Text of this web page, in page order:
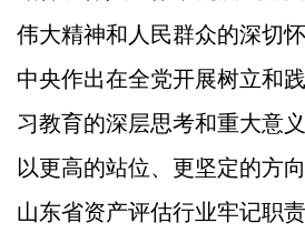
伟大精神和人民群众的深切
中央作出在全党开展树立和
习教育的深层思考和重大意
以更高的站位、更坚定的方
山东省资产评估行业牢记职